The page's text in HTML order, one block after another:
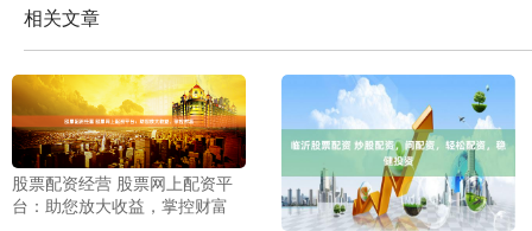
相关文章
股票配资经营 股票网上配资平
台：助您放大收益，掌控财富